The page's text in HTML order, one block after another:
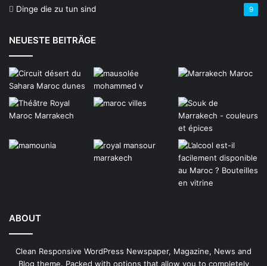
Dinge die zu tun sind 9
NEUESTE BEITRÄGE
ABOUT
Clean Responsive WordPress Newspaper, Magazine, News and
Blog theme. Packed with options that allow you to completely